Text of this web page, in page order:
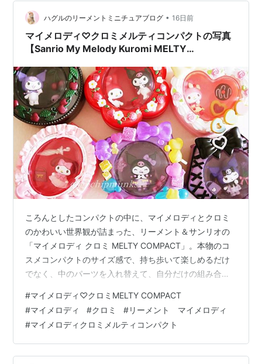
ハグルのリーメントミニチュアブログ • 16日前
マイメロディ♡クロミメルティコンパクトの写真
【Sanrio My Melody Kuromi MELTY
ころんとしたコンパクトの中に、マイメロディとクロミ
のかわいい世界観が詰まった、リーメント＆サンリオの
「マイメロディ クロミ MELTY COMPACT」。本物のコ
スメコンパクトのサイズ感で、持ち歩いて楽しめるだけ
でなく、中のパーツを入れ替えて、自分だけの組み合わ
♡クロミ MELTY COMPACT💜 🍓マイメロディ&クロミ
いちご 「マイメロ、クロミちゃんのことだ〜い好きだよ
♪」どんなにクロミにライバル視されても、笑顔でペース
を完全に乱すマイメロ。いちごの前では休戦中🍓💕 リー
メント サンリオ My Melody・Kuromi いたずら コス…
#マイメロディ♡クロミMELTY COMPACT
#マイメロディ #クロミ #リーメント マイメロディ
#マイメロディクロミメルティコンパクト